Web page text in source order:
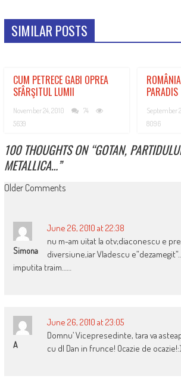
SIMILAR POSTS
CUM PETRECE GABI OPREA
SFÂRŞITUL LUMII
November 24, 2010
74
5639
PARADIS
September
8096
100 THOUGHTS ON “GOTAN,
METALLICA…”
COMMENT
Older Comments
Simona
June 26, 2010 at 22:38
nu m-am uitat la otv;diaconescu e
diversiune,iar Vladescu
imputita traim……
A
June 26, 2010 at 23:05
Domnu’ Vicepresedinte, tara va
cu dl Dan in frunce! Ocazie de